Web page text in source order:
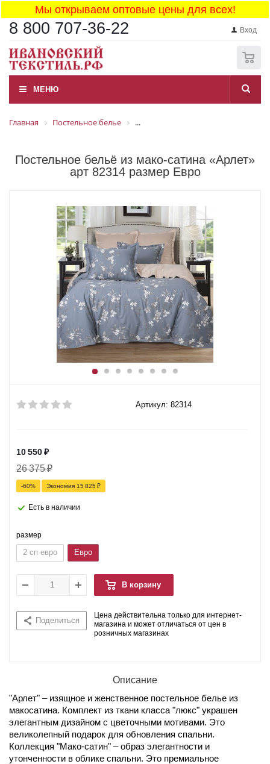
Мы открываем оптовые цены для всех!
8 800 707-36-22 Вход
МЕНЮ
Главная Постельное белье ...
Постельное бельё из мако-сатина «Арлет»
арт 82314 размер Евро
Артикул: 82314
10 550₽
26 375₽
-60% Экономия 15 825 ₽
Есть в наличии
размер
2 сп евро Евро
В корзину
Поделиться
Цена действительна только для интернет-
магазина и может отличаться от цен в
розничных магазинах
Описание
"Арлет" – изящное и женственное постельное белье из
макосатина. Комплект из ткани класса "люкс" украшен
элегантным дизайном с цветочными мотивами. Это
великолепный подарок для обновления спальни.
Коллекция "Мако-сатин" – образ элегантности и
утонченности в облике спальни. Это премиальное